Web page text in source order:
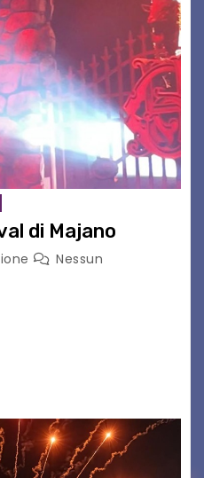
di Majano
Nessun